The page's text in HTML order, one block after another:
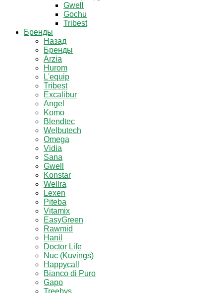
Gwell
Gochu
Tribest
Бренды
Назад
Бренды
Arzia
Hurom
L'equip
Tribest
Excalibur
Angel
Komo
Blendtec
Welbutech
Omega
Vidia
Sana
Gwell
Konstar
Wellra
Lexen
Piteba
Vitamix
EasyGreen
Rawmid
Hanil
Doctor Life
Nuc (Kuvings)
Happycall
Bianco di Puro
Gapo
Treebys